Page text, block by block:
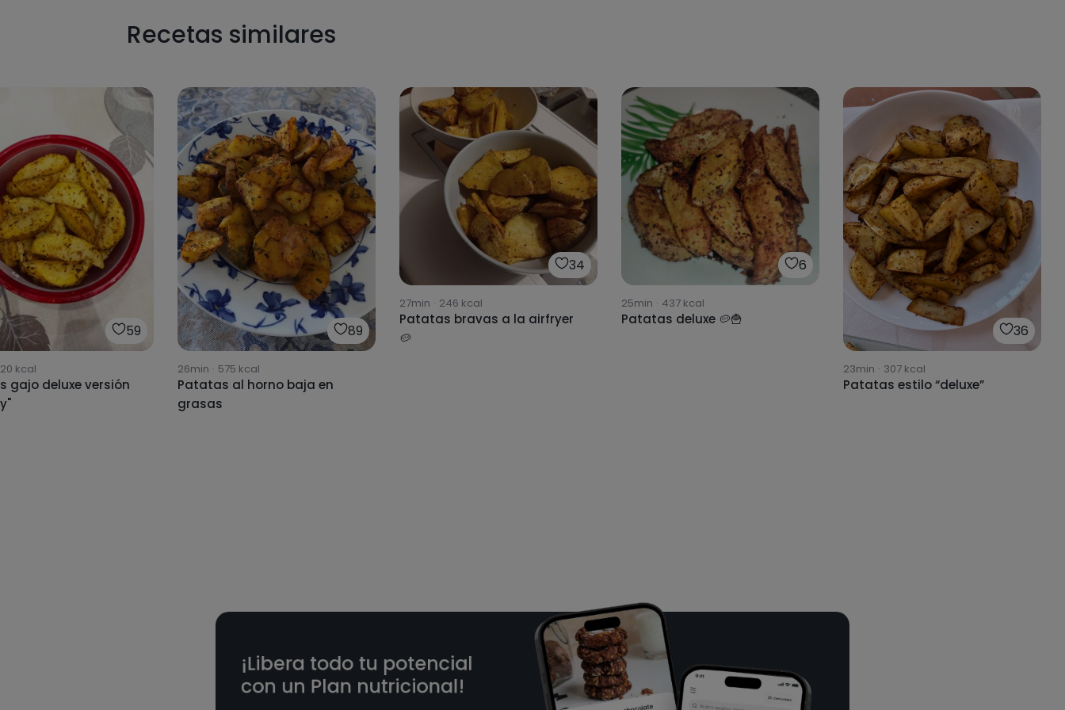
Recetas similares
59
kcal
gajo deluxe versión
89
26min · 575 kcal
Patatas al horno baja en
grasas
34
27min · 246 kcal
Patatas bravas a la airfryer
🥔
6
25min · 437kcal
Patatas deluxe 🥔🍟
36
23min · 307kcal
Patatas estilo “deluxe”
Planes nutricionales adaptados a tu objetivo 🎯